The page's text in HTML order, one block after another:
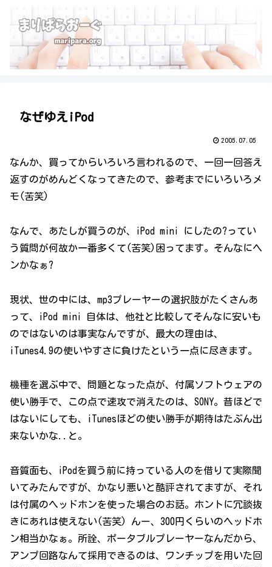
なぜゆえiPod
2005.07.05
なんか、買ってからいろいろ言われるので、一回一回答え
返すのがめんどくなってきたので、参考までにいろいろメ
モ(苦笑)
なんで、あたしが買うのが、iPod mini にしたの?ってい
う質問が何故か一番多くて(苦笑)困ってます。そんなにヘ
ンかなぁ?
現状、世の中には、mp3プレーヤーの選択肢がたくさんあ
って、iPod mini 自体は、他社と比較してそんなに安いも
のではないのは事実なんですが、最大の理由は、
iTunes4.9の使いやすさに負けたという一点に尽きます。
機種を選ぶ中で、問題となった点が、付属ソフトウェアの
使い勝手で、この点で速攻で消えたのは、SONY。昔ほどで
はないにしても、iTunesほどの使い勝手が期待はたぶん出
来ないかな..と。
音質面も、iPodを買う前に持っている人のを借りて実際聞
いてみたんですが、かなり悪いと酷評されてますが、それ
は付属のヘッドホンを使った場合のお話。ホントに冗談抜
きにあれは使えない(苦笑) んー、300円くらいのヘッドホ
ン相当かなぁ。所詮、ポータブルプレーヤーなんだから、
アンプ回路なんて採用できるのは、ワンチップを用いた回